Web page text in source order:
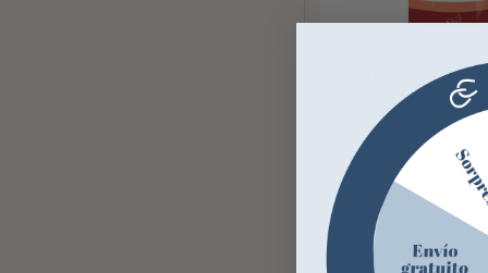
Nutri-Boost Ravene
19,99 €